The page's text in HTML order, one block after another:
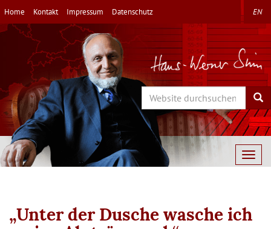
Direkt
zum
Inhalt
Home Kontakt Impressum Datenschutz EN
Search
„Unter der Dusche wasche ich